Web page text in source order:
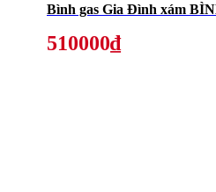
Bình gas Gia Đình xám
510000₫